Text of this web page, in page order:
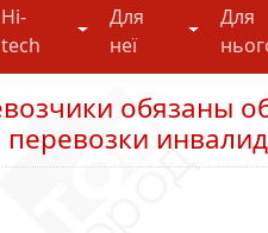
Hi-
tech
Hi-tech
Для
неї
Для неї
Для
обязаны